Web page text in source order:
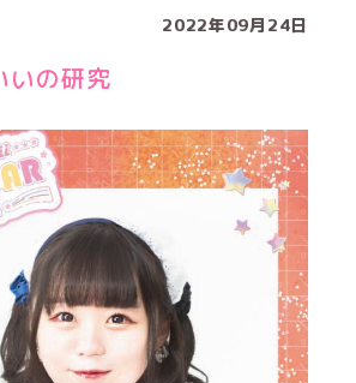
2022年09月24日
いの研究